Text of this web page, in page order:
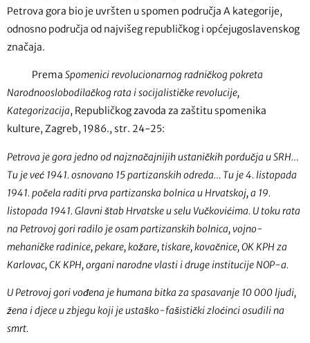
Petrova gora bio je uvršten u spomen područja A kategorije,
odnosno područja od najvišeg republičkog i općejugoslavenskog
značaja.
Prema Spomenici revolucionarnog radničkog pokreta
Narodnooslobodilačkog rata i socijalističke revolucije,
Kategorizacija, Republičkog zavoda za zaštitu spomenika
kulture, Zagreb, 1986., str. 24-25:
Petrova je gora jedno od najznačajnijih ustaničkih pordučja u SRH…
Tu je već 1941. osnovano 15 partizanskih odreda… Tu je 4. listopada
1941. počela raditi prva partizanska bolnica u Hrvatskoj, a 19.
listopada 1941. Glavni štab Hrvatske u selu Vučkovićima. U toku rata
na Petrovoj gori radilo je osam partizanskih bolnica, vojno-
mehaničke radinice, pekare, kožare, tiskare, kovačnice, OK KPH za
Karlovac, CK KPH, organi narodne vlasti i druge institucije NOP-a.
U Petrovoj gori vođena je humana bitka za spasavanje 10 000 ljudi,
žena i djece u zbjegu koji je ustaško-fašistički zloćinci osudili na
smrt.